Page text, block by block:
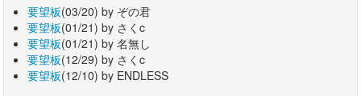
要望板(03/20) by ぞの君
要望板(01/21) by さくc
要望板(01/21) by 名無し
要望板(12/29) by さくc
要望板(12/10) by ENDLESS